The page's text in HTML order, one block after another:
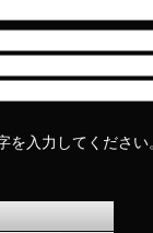
を入力してください